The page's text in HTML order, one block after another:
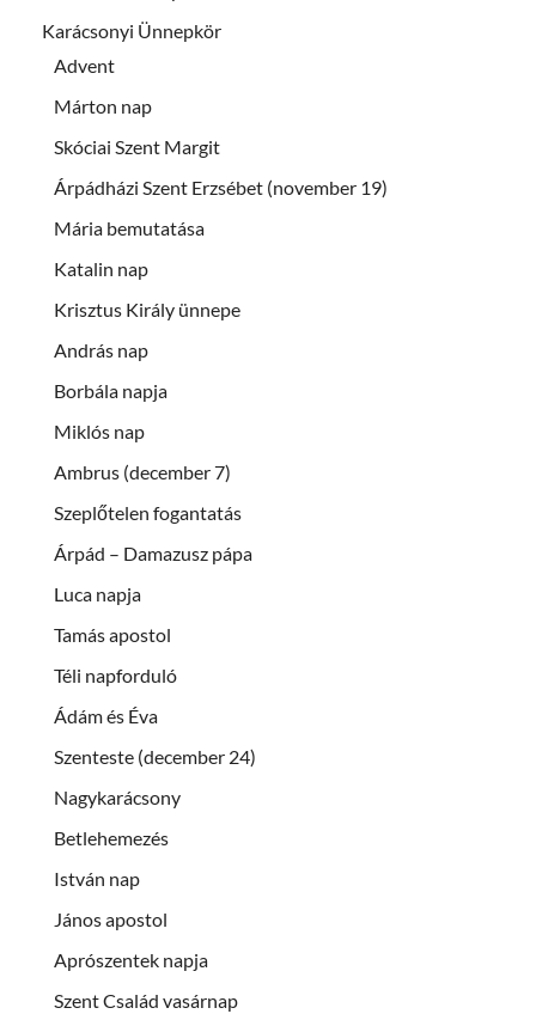
Karácsonyi Ünnepkör
Advent
Márton nap
Skóciai Szent Margit
Árpádházi Szent Erzsébet (november 19)
Mária bemutatása
Katalin nap
Krisztus Király ünnepe
András nap
Borbála napja
Miklós nap
Ambrus (december 7)
Szeplőtelen fogantatás
Árpád – Damazusz pápa
Luca napja
Tamás apostol
Téli napforduló
Ádám és Éva
Szenteste (december 24)
Nagykarácsony
Betlehemezés
István nap
János apostol
Aprószentek napja
Szent Család vasárnap